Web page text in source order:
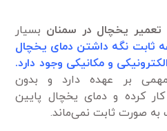
تعمیر یخچال در سمنان بسیار
ثابت نگه داشتن دمای یخچال
و مکانیکی وجود دارد.
بر عهده دارد و بدون
کرده و دمای یخچال پایین
به صورت ثابت نمی‌ماند.